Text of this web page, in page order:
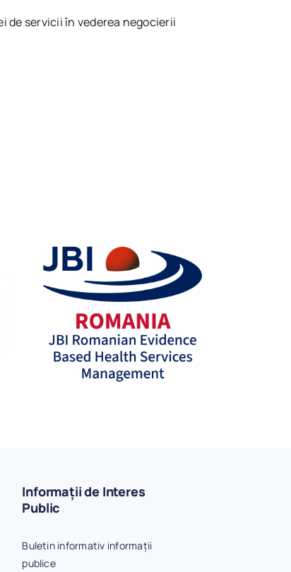
de servicii în vederea negocierii
Informații de Interes
Public
Buletin informativ informații
publice